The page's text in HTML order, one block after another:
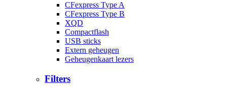
CFexpress Type A
CFexpress Type B
XQD
Compactflash
USB sticks
Extern geheugen
Geheugenkaart lezers
Filters